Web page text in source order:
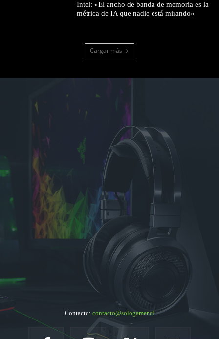
Intel: «El ancho de banda de memoria es la
métrica de IA que nadie está mirando»
Cargar más
Contacto: contacto@sologamer.cl